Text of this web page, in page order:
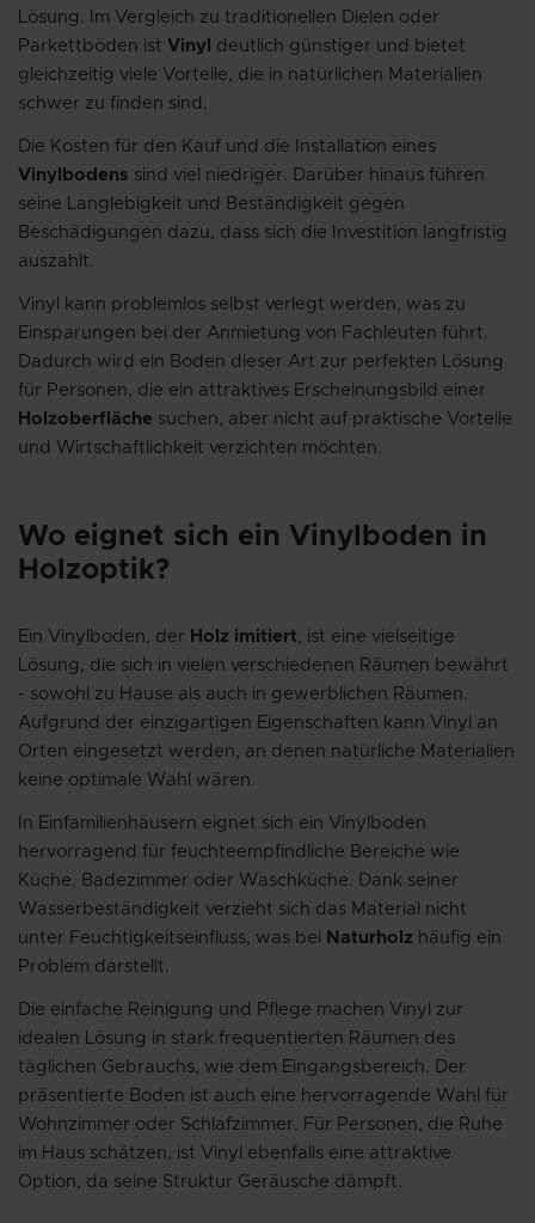
Lösung. Im Vergleich zu traditionellen Dielen oder
Parkettböden ist Vinyl deutlich günstiger und bietet
gleichzeitig viele Vorteile, die in natürlichen Materialien
schwer zu finden sind.
Die Kosten für den Kauf und die Installation eines
Vinylbodens sind viel niedriger. Darüber hinaus führen
seine Langlebigkeit und Beständigkeit gegen
Beschädigungen dazu, dass sich die Investition langfristig
auszahlt.
Vinyl kann problemlos selbst verlegt werden, was zu
Einsparungen bei der Anmietung von Fachleuten führt.
Dadurch wird ein Boden dieser Art zur perfekten Lösung
für Personen, die ein attraktives Erscheinungsbild einer
Holzoberfläche suchen, aber nicht auf praktische Vorteile
und Wirtschaftlichkeit verzichten möchten.
Wo eignet sich ein Vinylboden in
Holzoptik?
Ein Vinylboden, der Holz imitiert, ist eine vielseitige
Lösung, die sich in vielen verschiedenen Räumen bewährt
- sowohl zu Hause als auch in gewerblichen Räumen.
Aufgrund der einzigartigen Eigenschaften kann Vinyl an
Orten eingesetzt werden, an denen natürliche Materialien
keine optimale Wahl wären.
In Einfamilienhäusern eignet sich ein Vinylboden
hervorragend für feuchteempfindliche Bereiche wie
Küche, Badezimmer oder Waschküche. Dank seiner
Wasserbeständigkeit verzieht sich das Material nicht
unter Feuchtigkeitseinfluss, was bei Naturholz häufig ein
Problem darstellt.
Die einfache Reinigung und Pflege machen Vinyl zur
idealen Lösung in stark frequentierten Räumen des
täglichen Gebrauchs, wie dem Eingangsbereich. Der
präsentierte Boden ist auch eine hervorragende Wahl für
Wohnzimmer oder Schlafzimmer. Für Personen, die Ruhe
im Haus schätzen, ist Vinyl ebenfalls eine attraktive
Option, da seine Struktur Geräusche dämpft.